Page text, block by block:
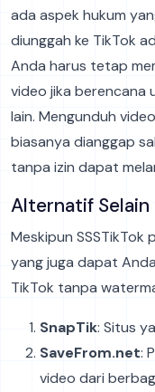
ada aspek hukum
diunggah ke TikTok
Anda harus tetap
video jika berencana
lain. Mengunduh
biasanya dianggap
tanpa izin dapat
Alternatif Selain
Meskipun
yang juga dapat
TikTok tanpa
SnapTik: Situs
SaveFrom.net:
video dari